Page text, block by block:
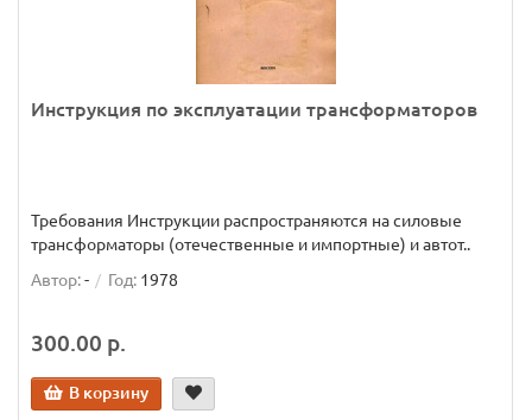
Инструкция по эксплуатации трансформаторов
Требования Инструкции распространяются на силовые
трансформаторы (отечественные и импортные) и автот..
Автор:- Год: 1978
300.00 р.
В корзину